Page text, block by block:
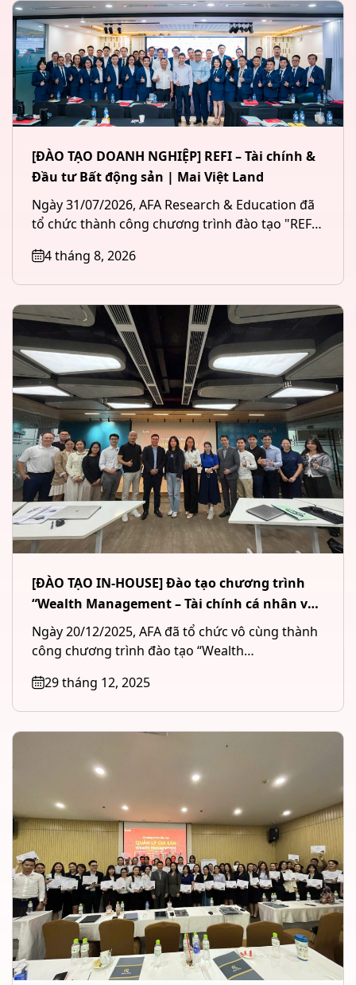
[ĐÀO TẠO DOANH NGHIỆP] REFI – Tài chính &
Đầu tư Bất động sản | Mai Việt Land
Ngày 31/07/2026, AFA Research & Education đã
tổ chức thành công chương trình đào tạo "REFI
4 tháng 8, 2026
[ĐÀO TẠO IN-HOUSE] Đào tạo chương trình
“Wealth Management – Tài chính cá nhân và
Quản lý tài sản đầu tư” cho Công ty CP Chứng
khoán MB (MBS) tại Hà Nội
Ngày 20/12/2025, AFA đã tổ chức vô cùng thành
công chương trình đào tạo “Wealth
29 tháng 12, 2025